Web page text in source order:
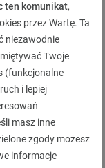
zachody
pustyni.
historię
ten komunikat,
przez Wartę. Ta
niezawodnie
Twoje
(funkcjonalne
i lepiej
masz inne
zgody możesz
informacje